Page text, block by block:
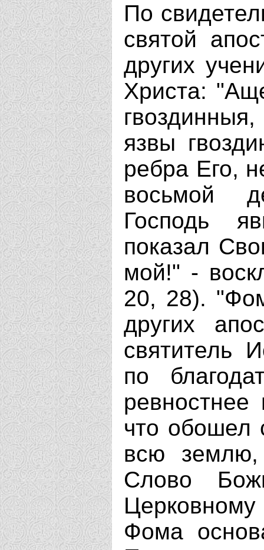
По
святой
других
Христа:
язвы
ребра Его,
восьмой
Господь
показал
мой!" -
20, 28).
других
святитель
по
что обошел
всю землю,
Слово
Фома